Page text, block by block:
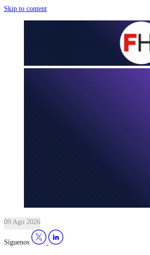
Skip to content
09 Ago 2026
Síguenos